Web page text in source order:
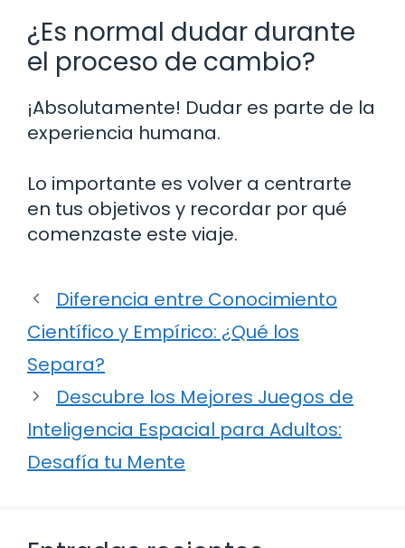
¿Es normal dudar durante
el proceso de cambio?
¡Absolutamente! Dudar es parte de la
experiencia humana.
Lo importante es volver a centrarte
en tus objetivos y recordar por qué
comenzaste este viaje.
Diferencia entre Conocimiento
Científico y Empírico: ¿Qué los
Separa?
Descubre los Mejores Juegos de
Inteligencia Espacial para Adultos:
Desafía tu Mente